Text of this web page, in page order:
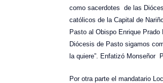
como sacerdotes de las
católicos de la Capital de
Pasto al Obispo Enrique
Diócesis de Pasto sigamos
la quiere”. Enfatizó Monseñor
Por otra parte el mandatario